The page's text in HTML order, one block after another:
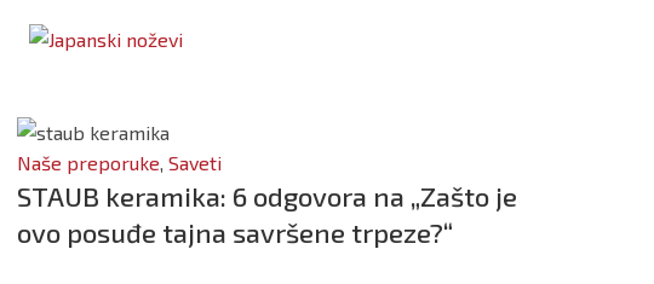
Naše preporuke, Saveti
STAUB keramika: 6 odgovora na „Zašto je
ovo posuđe tajna savršene trpeze?“